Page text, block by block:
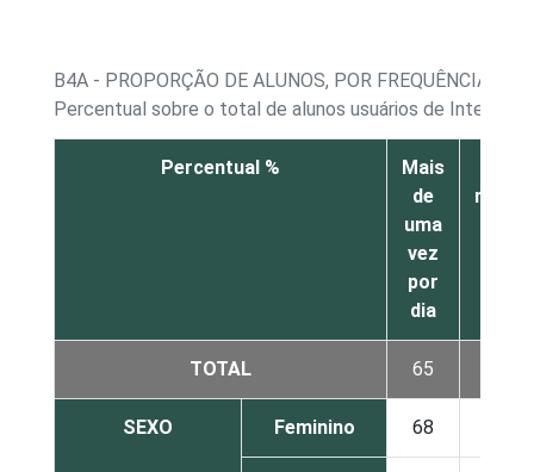
B4A - PROPORÇÃO DE ALUNOS, POR FREQUÊNCIA DE
Percentual sobre o total de alunos usuários de Internet¹
Percentual %
Mais
de
uma
vez
por
dia
menos
TOTAL 65
SEXO Feminino 68